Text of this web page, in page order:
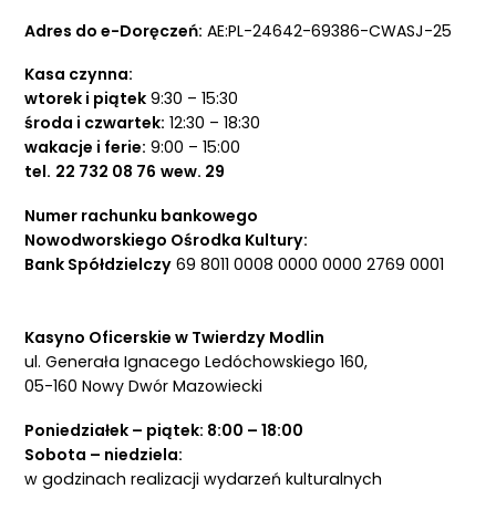
Adres do e-Doręczeń: AE:PL-24642-69386-CWASJ-25
Kasa czynna:
wtorek i piątek9:30 – 15:30
środa i czwartek: 12:30 – 18:30
wakacje i ferie: 9:00 – 15:00
tel. 22 732 08 76 wew. 29
Numer rachunku bankowego
Nowodworskiego Ośrodka Kultury:
Bank Spółdzielczy69 8011 0008 0000 0000 2769 0001
Kasyno Oficerskie w Twierdzy Modlin
ul. Generała Ignacego Ledóchowskiego 160,
05-160 Nowy Dwór Mazowiecki
Poniedziałek – piątek: 8:00 – 18:00
Sobota – niedziela:
w godzinach realizacji wydarzeń kulturalnych